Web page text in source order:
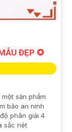
ĐẸP ✪
sản phẩm
bảo an ninh
phân giải 4
sắc nét